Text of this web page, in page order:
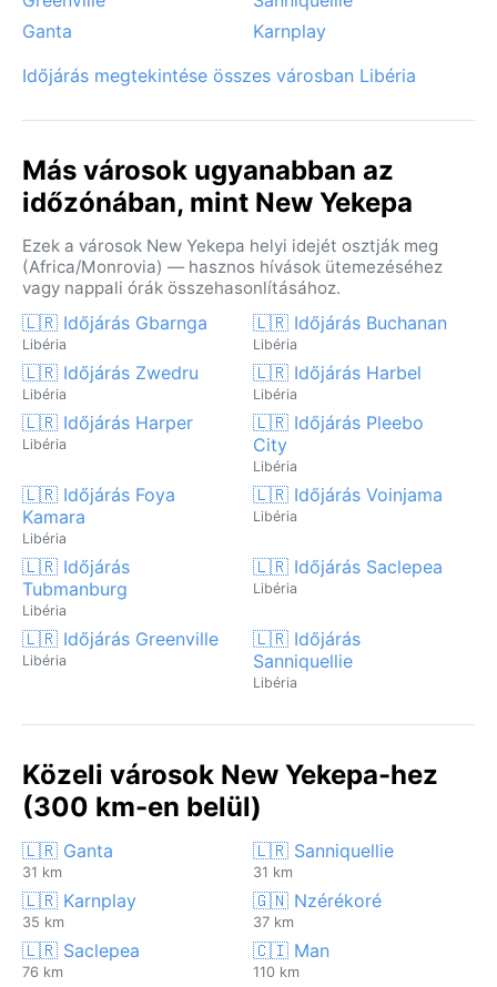
Ganta
Karnplay
Időjárás megtekintése összes városban Libéria
Más városok ugyanabban az
időzónában, mint New Yekepa
Ezek a városok New Yekepa helyi idejét osztják meg
(Africa/Monrovia) — hasznos hívások ütemezéséhez
vagy nappali órák összehasonlításához.
🇱🇷 Időjárás Gbarnga
Libéria
🇱🇷 Időjárás Buchanan
Libéria
🇱🇷 Időjárás Zwedru
Libéria
🇱🇷 Időjárás Harbel
Libéria
🇱🇷 Időjárás Harper
Libéria
🇱🇷 Időjárás Pleebo
City
Libéria
🇱🇷 Időjárás Foya
Kamara
Libéria
🇱🇷 Időjárás Voinjama
Libéria
🇱🇷 Időjárás
Tubmanburg
Libéria
🇱🇷 Időjárás Saclepea
Libéria
🇱🇷 Időjárás Greenville
Libéria
🇱🇷 Időjárás
Sanniquellie
Libéria
Közeli városok New Yekepa-hez
(300 km-en belül)
🇱🇷 Ganta
31 km
🇱🇷 Sanniquellie
31 km
🇱🇷 Karnplay
35 km
🇬🇳 Nzérékoré
37 km
🇱🇷 Saclepea
76 km
🇨🇮 Man
110 km